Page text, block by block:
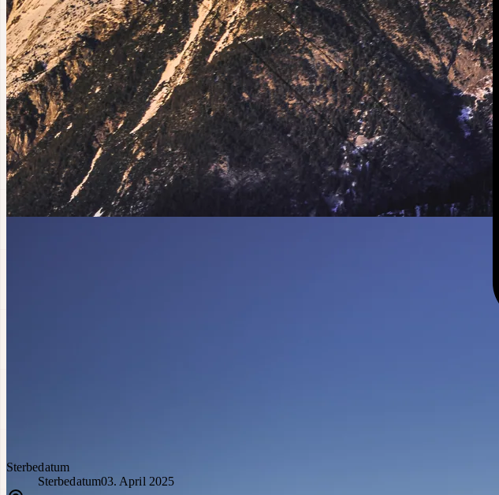
Sterbedatum
Sterbedatum03. April 2025